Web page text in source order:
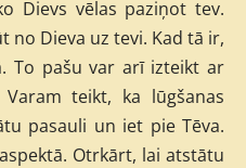
Dievs vēlas paziņot tev.
no Dieva uz tevi. Kad tā ir,
To pašu var arī izteikt ar
teikt, ka lūgšanas
pasauli un iet pie Tēva.
Otrkārt, lai atstātu